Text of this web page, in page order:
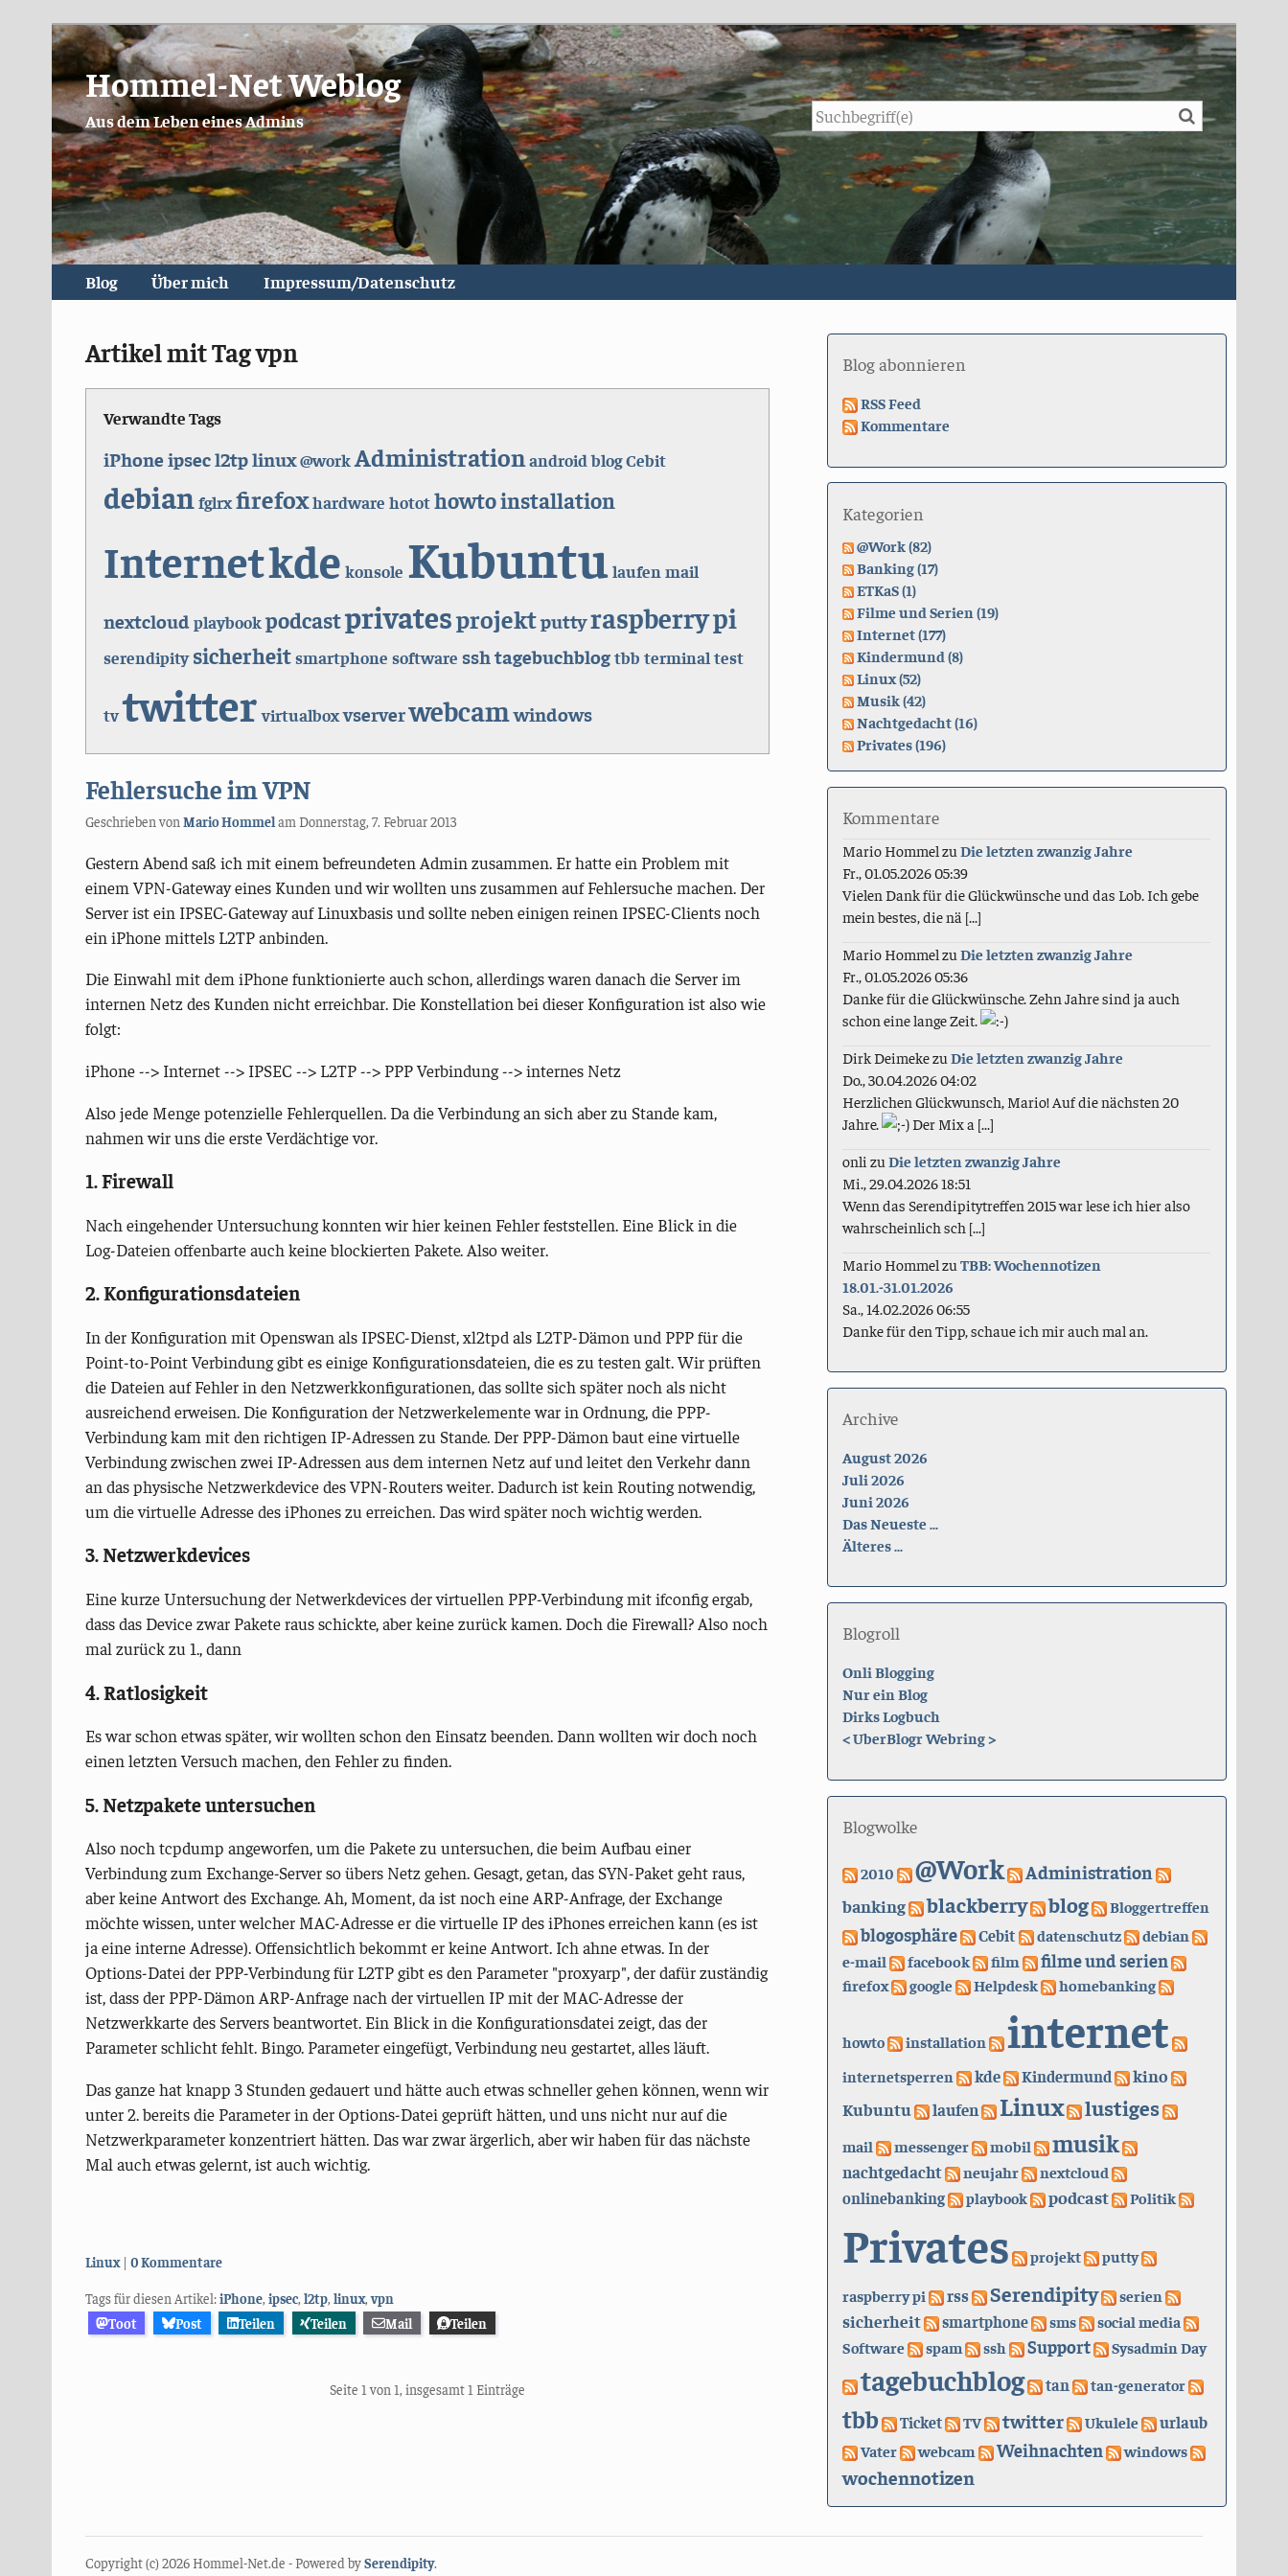
Hommel-Net Weblog
Aus dem Leben eines Admins Suche
Blog Über mich Impressum/Datenschutz
Artikel mit Tag vpn
Verwandte Tags
iPhoneipsecl2tplinux @workAdministration android blog Cebit
debian fglrx firefox hardware hotot howtoinstallation
Internetkde konsole Kubuntu laufen mail
nextcloud playbook podcastprivatesprojektputtyraspberry pi
serendipity sicherheit smartphone software ssh tagebuchblog tbb terminal test
tvtwitter virtualboxvserverwebcam windows
Fehlersuche im VPN
Geschrieben von Mario Hommelam Donnerstag, 7. Februar 2013
Gestern Abend saß ich mit einem befreundeten Admin zusammen. Er hatte ein Problem mit
einem VPN-Gateway eines Kunden und wir wollten uns zusammen auf Fehlersuche machen. Der
Server ist ein IPSEC-Gateway auf Linuxbasis und sollte neben einigen reinen IPSEC-Clients noch
ein iPhone mittels L2TP anbinden.
Die Einwahl mit dem iPhone funktionierte auch schon, allerdings waren danach die Server im
internen Netz des Kunden nicht erreichbar. Die Konstellation bei dieser Konfiguration ist also wie
folgt:
iPhone --> Internet --> IPSEC --> L2TP --> PPP Verbindung --> internes Netz
Also jede Menge potenzielle Fehlerquellen. Da die Verbindung an sich aber zu Stande kam,
nahmen wir uns die erste Verdächtige vor.
1. Firewall
Nach eingehender Untersuchung konnten wir hier keinen Fehler feststellen. Eine Blick in die
Log-Dateien offenbarte auch keine blockierten Pakete. Also weiter.
2. Konfigurationsdateien
In der Konfiguration mit Openswan als IPSEC-Dienst, xl2tpd als L2TP-Dämon und PPP für die
Point-to-Point Verbindung gibt es einige Konfigurationsdateien, die es zu testen galt. Wir prüften
die Dateien auf Fehler in den Netzwerkkonfigurationen, das sollte sich später noch als nicht
ausreichend erweisen. Die Konfiguration der Netzwerkelemente war in Ordnung, die PPP-
Verbindung kam mit den richtigen IP-Adressen zu Stande. Der PPP-Dämon baut eine virtuelle
Verbindung zwischen zwei IP-Adressen aus dem internen Netz auf und leitet den Verkehr dann
an das physische Netzwerkdevice des VPN-Routers weiter. Dadurch ist kein Routing notwendig,
um die virtuelle Adresse des iPhones zu erreichen. Das wird später noch wichtig werden.
3. Netzwerkdevices
Eine kurze Untersuchung der Netwerkdevices der virtuellen PPP-Verbindung mit ifconfig ergab,
dass das Device zwar Pakete raus schickte, aber keine zurück kamen. Doch die Firewall? Also noch
mal zurück zu 1., dann
4. Ratlosigkeit
Es war schon etwas später, wir wollten schon den Einsatz beenden. Dann wollten wir doch noch
einen letzten Versuch machen, den Fehler zu finden.
5. Netzpakete untersuchen
Also noch tcpdump angeworfen, um die Pakete zu untersuchen, die beim Aufbau einer
Verbindung zum Exchange-Server so übers Netz gehen. Gesagt, getan, das SYN-Paket geht raus,
aber keine Antwort des Exchange. Ah, Moment, da ist noch eine ARP-Anfrage, der Exchange
möchte wissen, unter welcher MAC-Adresse er die virtuelle IP des iPhones erreichen kann (es ist
ja eine interne Adresse). Offensichtlich bekommt er keine Antwort. Ich ahne etwas. In der
Options-Datei der PPP-Verbindung für L2TP gibt es den Parameter "proxyarp", der dafür zuständig
ist, dass der PPP-Dämon ARP-Anfrage nach der virtuellen IP mit der MAC-Adresse der
Netzwerkkarte des Servers beantwortet. Ein Blick in die Konfigurationsdatei zeigt, das der
Parameter schlicht fehlt. Bingo. Parameter eingefügt, Verbindung neu gestartet, alles läuft.
Das ganze hat knapp 3 Stunden gedauert und hätte auch etwas schneller gehen können, wenn wir
unter 2. bereits die Parameter in der Options-Datei geprüft hätten, und uns nicht nur auf die
Netzwerkparameter konzentriert hätten. Das war zwar ärgerlich, aber wir haben für das nächste
Mal auch etwas gelernt, ist auch wichtig.
Kategorien:
Linux 0 Kommentare
Tags für diesen Artikel:iPhone, ipsec, l2tp, linux,vpn
Toot
Post Teilen Teilen Mail Teilen
Seite 1 von 1, insgesamt 1 Einträge
Blog abonnieren
RSS Feed
Kommentare
Kategorien
@Work (82)
Banking (17)
ETKaS (1)
Filme und Serien (19)
Internet (177)
Kindermund (8)
Linux (52)
Musik (42)
Nachtgedacht (16)
Privates (196)
Kommentare
Mario Hommel zuDie letzten zwanzig Jahre
Fr., 01.05.2026 05:39
Vielen Dank für die Glückwünsche und das Lob. Ich gebe
mein bestes, die nä [...]
Mario Hommel zuDie letzten zwanzig Jahre
Fr., 01.05.2026 05:36
Danke für die Glückwünsche. Zehn Jahre sind ja auch
schon eine lange Zeit.
Dirk DeimekezuDie letzten zwanzig Jahre
Do., 30.04.2026 04:02
Herzlichen Glückwunsch, Mario! Auf die nächsten 20
Jahre.
Der Mix a [...]
onli zuDie letzten zwanzig Jahre
Mi., 29.04.2026 18:51
Wenn das Serendipitytreffen 2015 war lese ich hier also
wahrscheinlich sch [...]
Mario Hommel zuTBB: Wochennotizen
18.01.-31.01.2026
Sa., 14.02.2026 06:55
Danke für den Tipp, schaue ich mir auch mal an.
Archive
August 2026
Juli 2026
Juni 2026
Das Neueste ...
Älteres ...
Blogroll
Onli Blogging
Nur ein Blog
Dirks Logbuch
<UberBlogr Webring>
Blogwolke
2010 @Work Administration
banking blackberry blog Bloggertreffen
blogosphäre Cebit datenschutz
debian
e-mail
facebook film filme und serien
firefox google Helpdesk homebanking
howto installation internet
internetsperren kde Kindermund
kino
Kubuntu
laufen Linux lustiges
mail messenger mobil musik
nachtgedacht neujahr nextcloud
onlinebanking playbook podcast Politik
Privates projekt putty
raspberry pi rss Serendipity serien
sicherheit smartphone sms
social media
Software
spam ssh Support Sysadmin Day
tagebuchblog tan tan-generator
tbb Ticket TV twitter Ukulele urlaub
Vater webcam Weihnachten windows
wochennotizen
Copyright (c) 2026 Hommel-Net.de - Powered bySerendipity.